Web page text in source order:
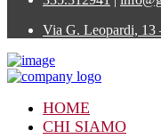
Via G. Leopardi, 13
HOME
CHI SIAMO